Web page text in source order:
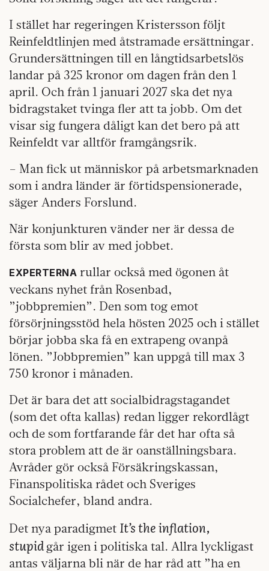
I stället har regeringen Kristersson följt
Reinfeldtlinjen med åtstramade ersättningar.
Grundersättningen till en långtidsarbetslös
landar på 325 kronor om dagen från den 1
april. Och från 1 januari 2027 ska det nya
bidragstaket tvinga fler att ta jobb. Om det
visar sig fungera dåligt kan det bero på att
Reinfeldt var alltför framgångsrik.
– Man fick ut människor på arbetsmarknaden
som i andra länder är förtidspensionerade,
säger Anders Forslund.
När konjunkturen vänder ner är dessa de
första som blir av med jobbet.
EXPERTERNA rullar också med ögonen åt
veckans nyhet från Rosenbad,
”jobbpremien”. Den som tog emot
försörjningsstöd hela hösten 2025 och i stället
börjar jobba ska få en extrapeng ovanpå
lönen. ”Jobbpremien” kan uppgå till max 3
750 kronor i månaden.
Det är bara det att socialbidragstagandet
(som det ofta kallas) redan ligger rekordlågt
och de som fortfarande får det har ofta så
stora problem att de är oanställningsbara.
Avråder gör också Försäkringskassan,
Finanspolitiska rådet och Sveriges
Socialchefer, bland andra.
Det nya paradigmet It’s the inflation,
stupidgår igen i politiska tal. Allra lyckligast
antas väljarna bli när de har råd att ”ha en